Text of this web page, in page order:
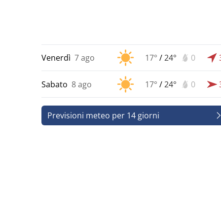
Venerdì 7 ago 17° /24° 0
Sabato 8 ago 17° /24° 0
Previsioni meteo per 14 giorni